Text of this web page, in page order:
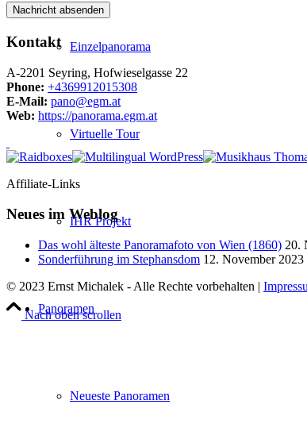
Einzelpanorama
Virtuelle Tour
IHR Projekt
Panoramen
Neueste Panoramen
Kontakt
A-2201 Seyring, Hofwieselgasse 22
Phone: +4369912015308
E-Mail: pano@egm.at
Web: https://panorama.egm.at
Affiliate-Links
Neues im Weblog
Das wohl älteste Panoramafoto von Wien (1860) 20.
Sonderführung im Stephansdom 12. November 2023
© 2023 Ernst Michalek - Alle Rechte vorbehalten |
Nach oben scrollen